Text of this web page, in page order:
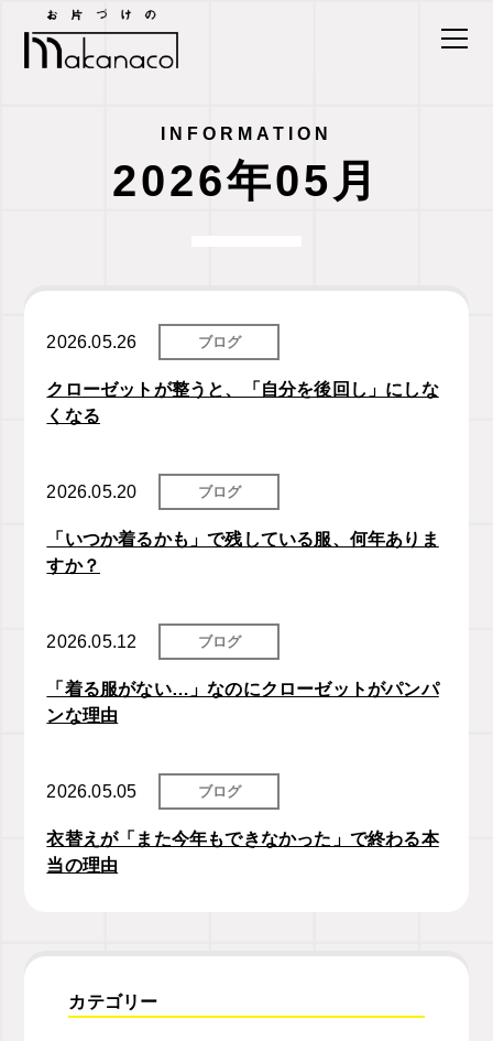
INFORMATION
2026年05月
2026.05.26 ブログ
クローゼットが整うと、「自分を後回し」にしな
くなる
2026.05.20 ブログ
「いつか着るかも」で残している服、何年ありま
すか？
2026.05.12 ブログ
「着る服がない…」なのにクローゼットがパンパ
ンな理由
2026.05.05 ブログ
衣替えが「また今年もできなかった」で終わる本
当の理由
カテゴリー